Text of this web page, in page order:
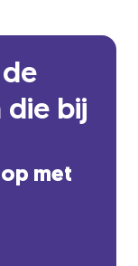
die bij
met